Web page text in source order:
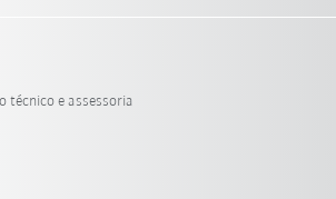
técnico e assessoria